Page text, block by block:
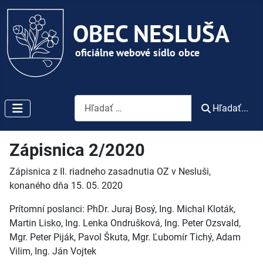
Vyhľadávanie
Hľadať...
Zápisnica 2/2020
Zápisnica z II. riadneho zasadnutia OZ v Nesluši,
konaného dňa 15. 05. 2020
Prítomní poslanci: PhDr. Juraj Bosý, Ing. Michal Kloták,
Martin Lisko, Ing. Lenka Ondrušková, Ing. Peter Ozsvald,
Mgr. Peter Piják, Pavol Škuta, Mgr. Ľubomír Tichý, Adam
Vilim, Ing. Ján Vojtek